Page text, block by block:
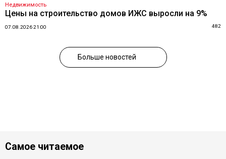
Недвижимость
Цены на строительство домов ИЖС выросли на 9%
07.08.2026 21:00 482
Больше новостей
Самое читаемое